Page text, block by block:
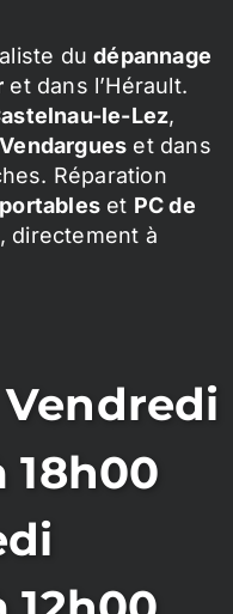
dudépannage
et dans l’Hérault.
le-Lez,
Vendargues et dans
Réparation
et PC de
directement à
18h00